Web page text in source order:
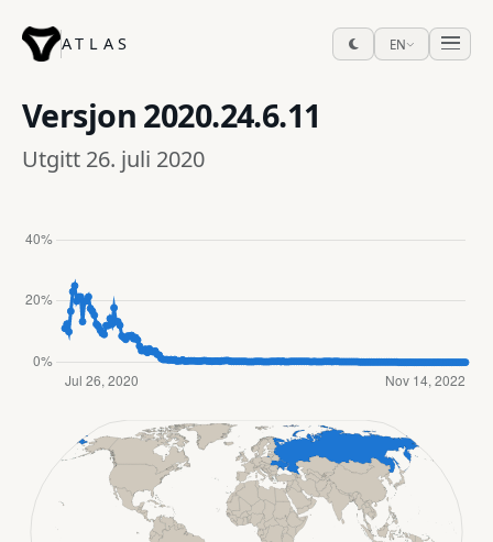
ATLAS EN
Versjon 2020.24.6.11
Utgitt 26. juli 2020